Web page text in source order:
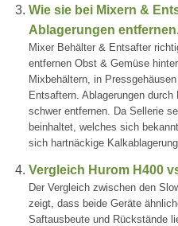
Wie sie bei Mixern &
Ablagerungen
Mixer Behälter & Entsafter
entfernen Obst & Gemüse
Mixbehältern, in
Entsaftern. Ablagerungen
schwer entfernen. Da Sellerie
beinhaltet, welches sich
sich hartnäckige
Vergleich Hurom H400
Der Vergleich zwischen den
zeigt, dass beide Geräte
Saftausbeute und Rückstände